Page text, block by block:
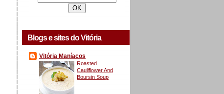
Blogs e sites do Vitória
Vitória Maníacos
Roasted
Cauliflower And
Boursin Soup